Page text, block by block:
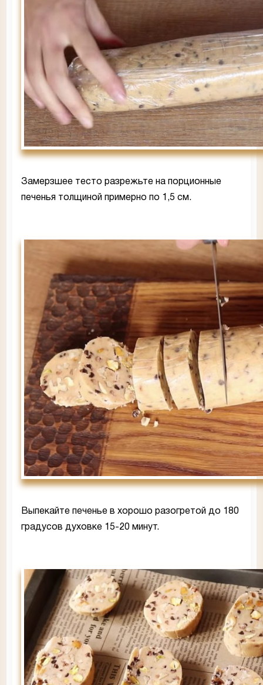
Замерзшее тесто разрежьте на порционные
печенья толщиной примерно по 1,5 см.
Выпекайте печенье в хорошо разогретой до 180
градусов духовке 15-20 минут.